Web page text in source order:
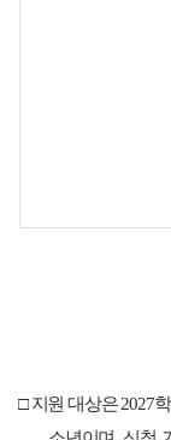
□지원 대상은2027